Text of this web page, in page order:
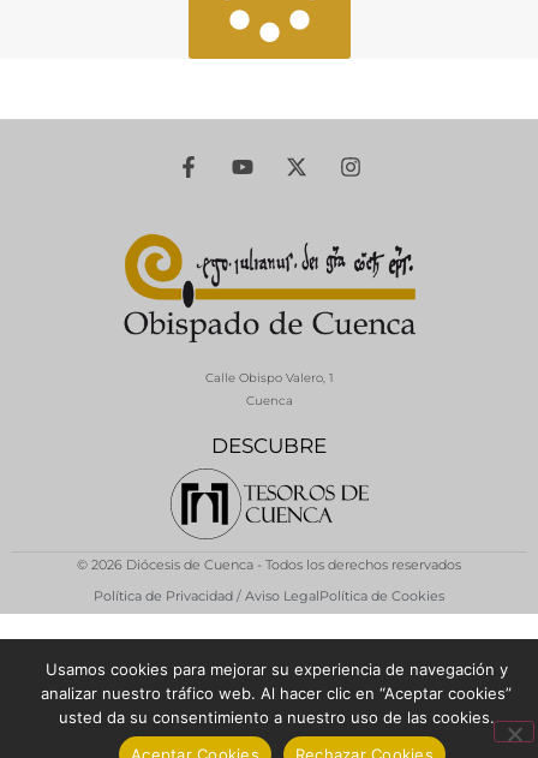
DESCUBRE
Calle Obispo Valero, 1
Cuenca
© 2026 Diócesis de Cuenca - Todos los derechos reservados
Política de Privacidad / Aviso LegalPolítica de Cookies
Usamos cookies para mejorar su experiencia de navegación y
analizar nuestro tráfico web. Al hacer clic en “Aceptar cookies”
usted da su consentimiento a nuestro uso de las cookies.
Aceptar Cookies
Rechazar Cookies